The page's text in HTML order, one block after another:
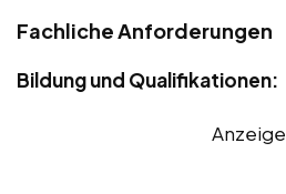
Fachliche Anforderungen
Bildung und Qualifikationen:
Anzeige